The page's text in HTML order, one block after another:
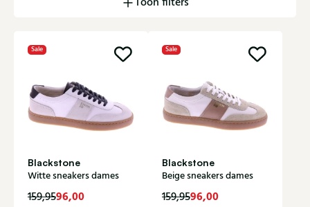
Sale
Blackstone
Witte sneakers dames
159,9596,00
Sale
Blackstone
Beige sneakers dames
159,9596,00